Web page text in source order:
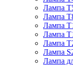
Лампа
Лампа
Лампа
Лампа
Лампа
Лампа
Лампа